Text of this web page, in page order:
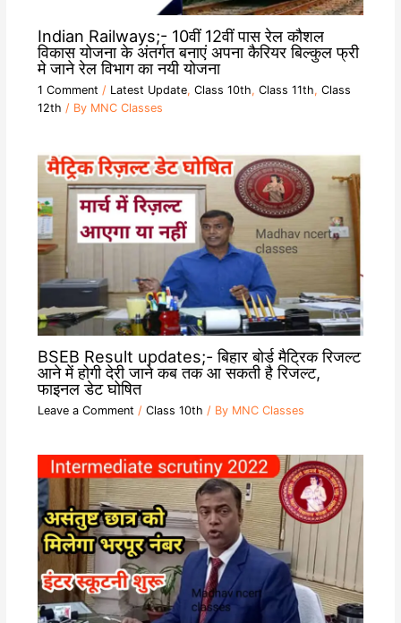
Indian Railways;- 10वीं 12वीं पास रेल कौशल
विकास योजना के अंतर्गत बनाएं अपना कैरियर बिल्कुल फ्री
मे जाने रेल विभाग का नयी योजना
1 Comment / Latest Update, Class 10th, Class 11th, Class
12th / By MNC Classes
BSEB Result updates;- बिहार बोर्ड मैट्रिक रिजल्ट
आने में होगी देरी जाने कब तक आ सकती है रिजल्ट,
फाइनल डेट घोषित
Leave a Comment / Class 10th / By MNC Classes